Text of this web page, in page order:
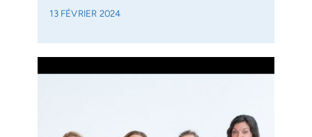
13 FÉVRIER 2024